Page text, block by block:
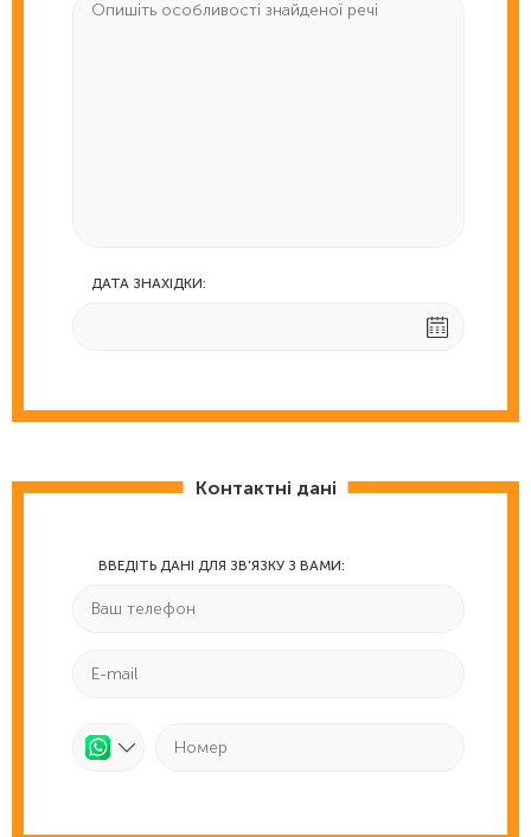
ДАТА ЗНАХІДКИ:
Контактні дані
ВВЕДІТЬ ДАНІ ДЛЯ ЗВ'ЯЗКУ З ВАМИ: